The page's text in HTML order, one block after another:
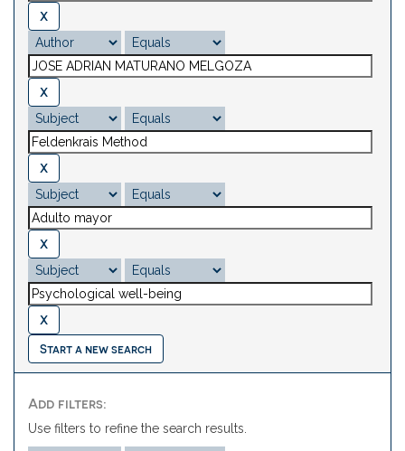
Start a new search
Add filters:
Use filters to refine the search results.